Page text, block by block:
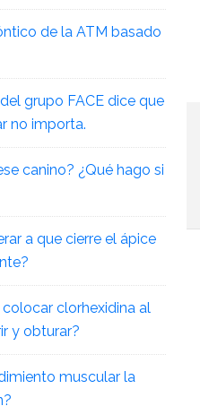
de la ATM basado
grupo FACE dice que
no importa.
canino? ¿Qué hago si
a que cierre el ápice
colocar clorhexidina al
y obturar?
muscular la